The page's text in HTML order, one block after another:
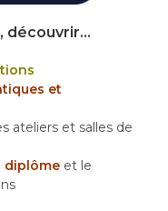
découvrir…
et
ateliers et salles de
diplôme et le